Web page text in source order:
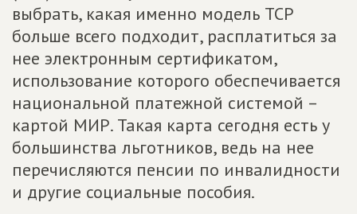
выбрать, какая именно модель ТСР
больше всего подходит, расплатиться за
нее электронным сертификатом,
использование которого обеспечивается
национальной платежной системой –
картой МИР. Такая карта сегодня есть у
большинства льготников, ведь на нее
перечисляются пенсии по инвалидности
и другие социальные пособия.